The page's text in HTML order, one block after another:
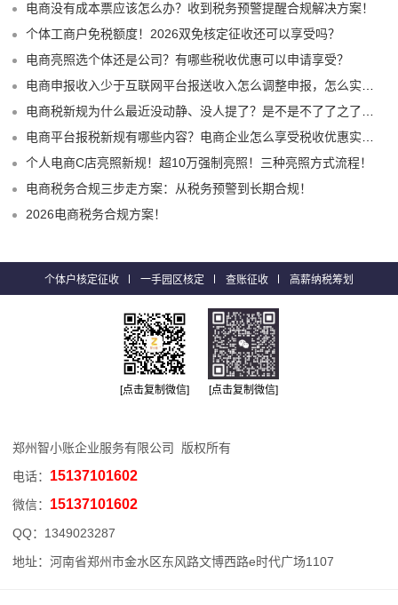
电商没有成本票应该怎么办？收到税务预警提醒合规解决方案！
个体工商户免税额度！2026双免核定征收还可以享受吗？
电商亮照选个体还是公司？有哪些税收优惠可以申请享受？
电商申报收入少于互联网平台报送收入怎么调整申报，怎么实现合规申报享受税收优惠！
电商税新规为什么最近没动静、没人提了？是不是不了了之了嘛？
电商平台报税新规有哪些内容？电商企业怎么享受税收优惠实现税务合规？
个人电商C店亮照新规！超10万强制亮照！三种亮照方式流程！
电商税务合规三步走方案：从税务预警到长期合规！
2026电商税务合规方案！
个体户核定征收 一手园区核定 查账征收 高薪纳税筹划
[点击复制微信] [点击复制微信]
郑州智小账企业服务有限公司 版权所有
电话： 15137101602
微信： 15137101602
QQ： 1349023287
地址：河南省郑州市金水区东风路文博西路e时代广场1107